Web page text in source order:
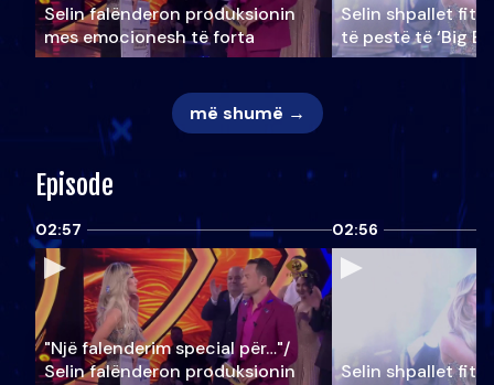
Selin falënderon produksionin
mes emocionesh të forta
Selin shpallet
të pestë të ‘Big
më shumë →
Episode
02:57
"Një falenderim special për…"/
Selin falënderon produksionin
02:56
Selin shpallet